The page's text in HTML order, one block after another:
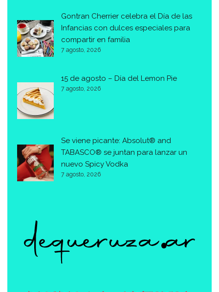
Gontran Cherrier celebra el Día de las
Infancias con dulces especiales para
compartir en familia
7 agosto, 2026
15 de agosto – Día del Lemon Pie
7 agosto, 2026
Se viene picante: Absolut® and
TABASCO® se juntan para lanzar un
nuevo Spicy Vodka
7 agosto, 2026